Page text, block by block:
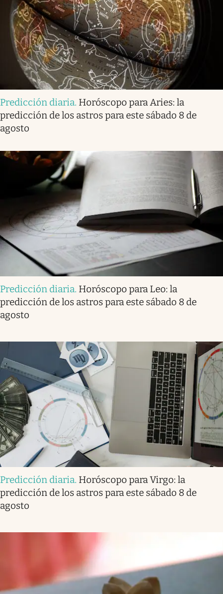
Predicción diaria. Horóscopo para Aries: la
predicción de los astros para este sábado 8 de
agosto
Predicción diaria. Horóscopo para Leo: la
predicción de los astros para este sábado 8 de
agosto
Predicción diaria. Horóscopo para Virgo: la
predicción de los astros para este sábado 8 de
agosto